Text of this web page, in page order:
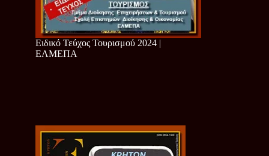
Ειδικό Τεύχος Τουρισμού 2024 |
ΕΛΜΕΠΑ